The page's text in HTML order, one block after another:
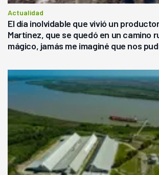
Actualidad
El día inolvidable que vivió un
Martínez, que se quedó en un camino
mágico, jamás me imaginé que nos